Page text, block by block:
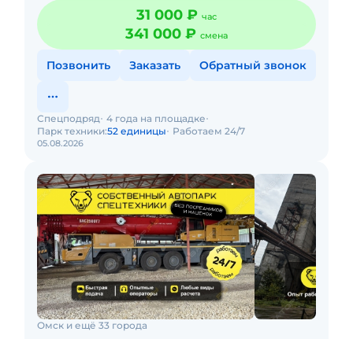
31 000 ₽ час
341 000 ₽ смена
Позвонить Заказать Обратный звонок
05.08.2026
Спецподряд 4 года на площадке
Парк техники:52 единицы Работаем 24/7
Омск и ещё 33 города